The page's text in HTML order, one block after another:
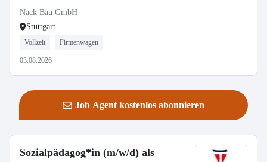
Nack Bau GmbH
Stuttgart
Vollzeit Firmenwagen
03.08.2026
Job Agent kostenlos abonnieren
Sozialpädagog*in (m/w/d) als